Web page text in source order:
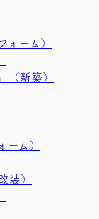
ーム）
（新築）
ム）
）